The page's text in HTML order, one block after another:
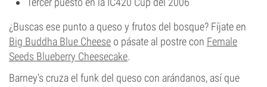
¿Buscas ese punto a queso y frutos del bosque? Fíjate en
Big Buddha Blue Cheese o pásate al postre con Female
Seeds Blueberry Cheesecake.
Barney's cruza el funk del queso con arándanos, así que